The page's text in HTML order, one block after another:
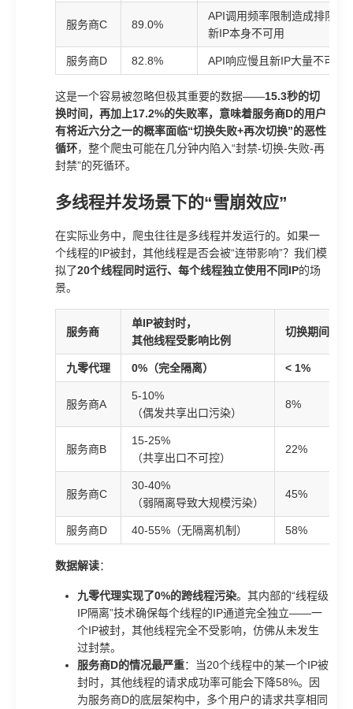
服务商C 89.0%
API调用频率限制造成排队；
新IP本身不可用
服务商D 82.8% API响应慢且新IP大量不可用
这是一个容易被忽略但极其重要的数据——15.3秒的切
换时间，再加上17.2%的失败率，意味着服务商D的用户
有将近六分之一的概率面临“切换失败+再次切换”的恶性
循环，整个爬虫可能在几分钟内陷入“封禁-切换-失败-再
封禁”的死循环。
多线程并发场景下的“雪崩效应”
在实际业务中，爬虫往往是多线程并发运行的。如果一
个线程的IP被封，其他线程是否会被“连带影响”？我们模
拟了20个线程同时运行、每个线程独立使用不同IP的场
景。
服务商
单IP被封时，
其他线程受影响比例
切换期间请
九零代理 0%（完全隔离） < 1%
服务商A
5-10%
（偶发共享出口污染）
8%
服务商B
15-25%
（共享出口不可控）
22%
服务商C
30-40%
（弱隔离导致大规模污染）
45%
服务商D 40-55%（无隔离机制） 58%
数据解读：
九零代理实现了0%的跨线程污染。其内部的“线程级
IP隔离”技术确保每个线程的IP通道完全独立——一
个IP被封，其他线程完全不受影响，仿佛从未发生
过封禁。
服务商D的情况最严重：当20个线程中的某一个IP被
封时，其他线程的请求成功率可能会下降58%。因
为服务商D的底层架构中，多个用户的请求共享相同